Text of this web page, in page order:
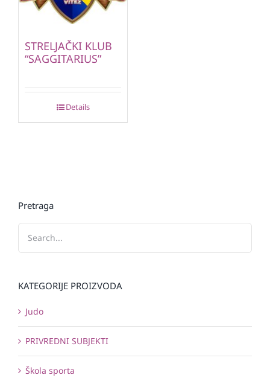
STRELJAČKI KLUB
“SAGGITARIUS”
Details
Pretraga
KATEGORIJE PROIZVODA
Judo
PRIVREDNI SUBJEKTI
Škola sporta